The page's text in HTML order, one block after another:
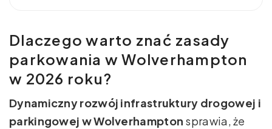
Dlaczego warto znać zasady
parkowania w Wolverhampton
w 2026 roku?
Dynamiczny rozwój infrastruktury drogowej i
parkingowej w Wolverhampton sprawia, że